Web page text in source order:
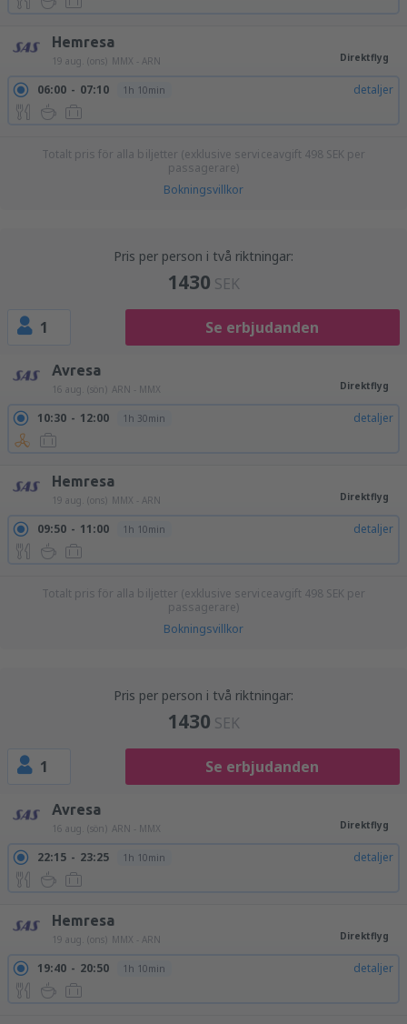
Hemresa
19 aug. (ons) MMX - ARN Direktflyg
06:00 07:10 1h 10min detaljer
Totalt pris för alla biljetter (exklusive serviceavgift 498 SEK per
passagerare)
Bokningsvillkor
Pris per person i två riktningar:
1430 SEK
1 Se erbjudanden
Avresa
16 aug. (sön) ARN - MMX Direktflyg
10:30 12:00 1h 30min detaljer
Hemresa
19 aug. (ons) MMX - ARN Direktflyg
09:50 11:00 1h 10min detaljer
Totalt pris för alla biljetter (exklusive serviceavgift 498 SEK per
passagerare)
Bokningsvillkor
Pris per person i två riktningar:
1430 SEK
1 Se erbjudanden
Avresa
16 aug. (sön) ARN - MMX Direktflyg
22:15 23:25 1h 10min detaljer
Hemresa
19 aug. (ons) MMX - ARN Direktflyg
19:40 20:50 1h 10min detaljer